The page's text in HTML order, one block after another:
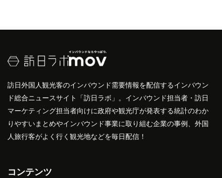
訪日外国人観光客のインバウンド需要情報を配信するインバウン
ド総合ニュースサイト「訪日ラボ」。インバウンド担当者・訪日
マーケティング担当者向けに政府や観光庁が発表する統計のわか
りやすいまとめやインバウンド事業に取り組む企業の事例、外国
人旅行客がよく行く観光地などを毎日配信！
コンテンツ